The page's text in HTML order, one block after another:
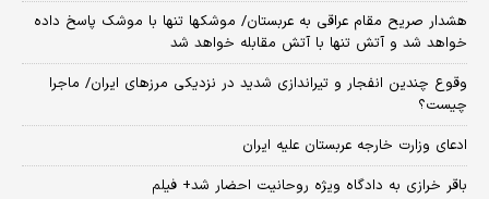
هشدار صریح مقام عراقی به عربستان/ موشکها تنها با موشک پاسخ داده
خواهد شد و آتش تنها با آتش مقابله خواهد شد
وقوع چندین انفجار و تیراندازی شدید در نزدیکی مرز‌های ایران/ ماجرا
چیست؟
ادعای وزارت خارجه عربستان علیه ایران
باقر خرازی به دادگاه ویژه روحانیت احضار شد+ فیلم